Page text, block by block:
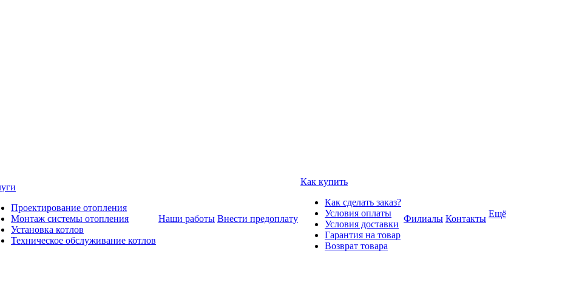
Проектирование отопления
Монтаж системы отопления
Установка котлов
Техническое обслуживание котлов
Наши работы Внести предоплату
Как купить
Как сделать заказ?
Условия оплаты
Условия доставки
Гарантия на товар
Возврат товара
Филиалы Контакты Ещё